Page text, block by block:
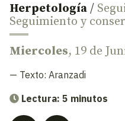
Herpetología /
Seguimiento y
Miercoles, 19 de
— Texto: Aranzadi
Lectura: 5 minutos